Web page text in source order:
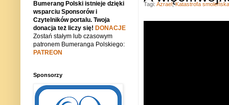
Tagi: Azrael,Katastrofa smoleńska
Bumerang Polski istnieje dzięki
wsparciu Sponsorów i
Czytelników portalu. Twoja
donacja też liczy się! DONACJE
Zostań stałym lub czasowym
patronem Bumeranga Polskiego:
PATREON
Sponsorzy